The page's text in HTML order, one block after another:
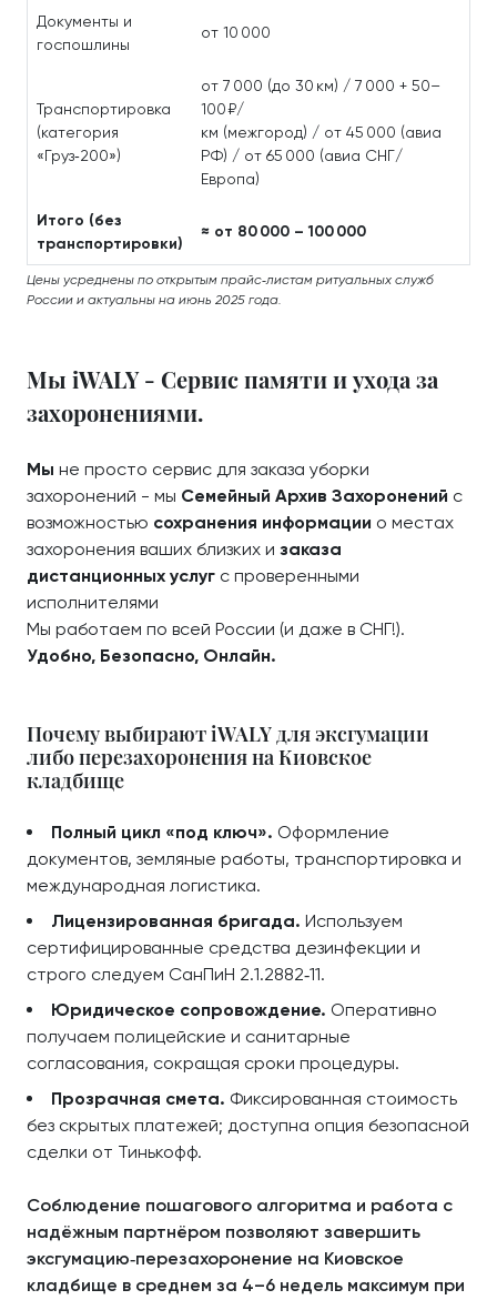
Документы и
госпошлины
от 10 000
Транспортировка
(категория
«Груз‑200»)
от 7 000 (до 30 км) / 7 000 + 50–
100 ₽/
км (межгород) / от 45 000 (авиа
РФ) / от 65 000 (авиа СНГ/
Европа)
Итого (без
транспортировки)
≈ от 80 000 – 100 000
Цены усреднены по открытым прайс‑листам ритуальных служб
России и актуальны на июнь 2025 года.
Мы iWALY - Сервис памяти и ухода за
захоронениями.
Мы не просто сервис для заказа уборки
захоронений - мы Семейный Архив Захоронений с
возможностью сохранения информации о местах
захоронения ваших близких и заказа
дистанционных услуг с проверенными
исполнителями
Мы работаем по всей России (и даже в СНГ!).
Удобно, Безопасно, Онлайн.
Почему выбирают iWALY для эксгумации
либо перезахоронения на Киовское
кладбище
Полный цикл «под ключ». Оформление
документов, земляные работы, транспортировка и
международная логистика.
Лицензированная бригада. Используем
сертифицированные средства дезинфекции и
строго следуем СанПиН 2.1.2882‑11.
Юридическое сопровождение. Оперативно
получаем полицейские и санитарные
согласования, сокращая сроки процедуры.
Прозрачная смета. Фиксированная стоимость
без скрытых платежей; доступна опция безопасной
сделки от Тинькофф.
Соблюдение пошагового алгоритма и работа с
надёжным партнёром позволяют завершить
эксгумацию‑перезахоронение на Киовское
кладбище в среднем за 4–6 недель максимум при